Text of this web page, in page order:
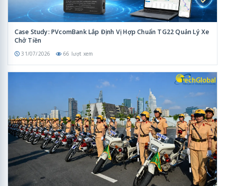
Case Study: PVcomBank Lắp Định Vị Hợp Chuẩn TG22 Quản Lý Xe
Chở Tiền
31/07/2026 66 lượt xem